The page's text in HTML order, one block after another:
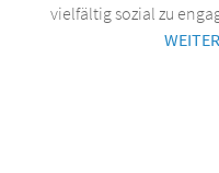
vielfältig sozial zu